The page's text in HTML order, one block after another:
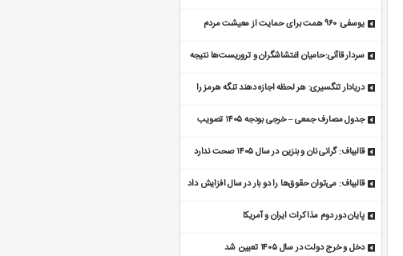
یوسفی: ۹۶۰ همت برای حمایت از معیشت مردم
سردار قاآنی:حامیان اغتشاشگران و تروریست‌ها نتیجه
دریادار تنگسیری: هر لحظه اجازه دهند تنگه هرمز را
جدول مصارف جمعی – خرجی بودجه ۱۴۰۵ تصویب
قالیباف: گرانی نان و بنزین در سال ۱۴۰۵ صحت ندارد
قالیباف: می‌توان حقوق‌ها را دو بار در سال افزایش داد
پایان دور دوم مذاکرات ایران و آمریکا
دخل و خرج دولت در سال ۱۴۰۵ تعیین شد